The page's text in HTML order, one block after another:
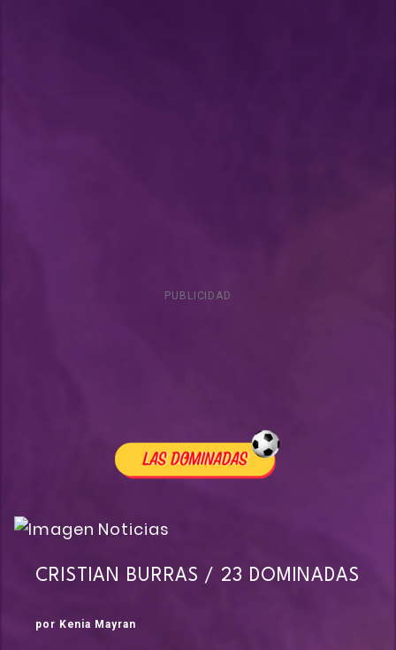
PUBLICIDAD
CRISTIAN BURRAS / 23 DOMINADAS
por Kenia Mayran